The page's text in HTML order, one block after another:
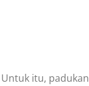
itu, padukan